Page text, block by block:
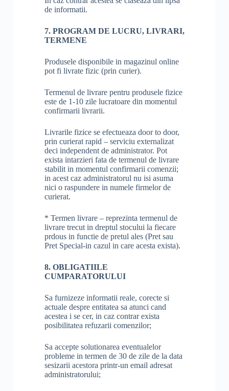
de informatii.
7. PROGRAM DE LUCRU, LIVRARI,
TERMENE
Produsele disponibile in magazinul online
pot fi livrate fizic (prin curier).
Termenul de livrare pentru produsele fizice
este de 1-10 zile lucratoare din momentul
confirmarii livrarii.
Livrarile fizice se efectueaza door to door,
prin curierat rapid – serviciu externalizat
deci independent de administrator. Pot
exista intarzieri fata de termenul de livrare
stabilit in momentul confirmarii comenzii;
in acest caz administratorul nu isi asuma
nici o raspundere in numele firmelor de
curierat.
* Termen livrare – reprezinta termenul de
livrare trecut in dreptul stocului la fiecare
prdous in functie de pretul ales (Pret sau
Pret Special-in cazul in care acesta exista).
8. OBLIGATIILE
CUMPARATORULUI
Sa furnizeze informatii reale, corecte si
actuale despre entitatea sa atunci cand
acestea i se cer, in caz contrar exista
posibilitatea refuzarii comenzilor;
Sa accepte solutionarea eventualelor
probleme in termen de 30 de zile de la data
sesizarii acestora printr-un email adresat
administratorului;